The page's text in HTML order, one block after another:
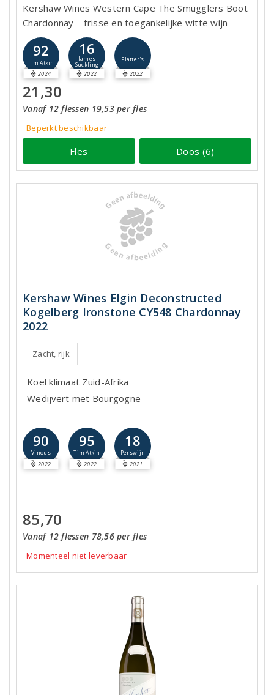
Kershaw Wines Western Cape The Smugglers Boot
Chardonnay – frisse en toegankelijke witte wijn
92
Tim Atkin
2024
16
James
Suckling
2022
Platter's
2022
21,30
Vanaf 12 flessen 19,53 per fles
Beperkt beschikbaar
Fles Doos (6)
Kershaw Wines Elgin Deconstructed
Kogelberg Ironstone CY548 Chardonnay
2022
Zacht, rijk
Koel klimaat Zuid-Afrika
Wedijvert met Bourgogne
90
Vinous
2022
95
Tim Atkin
2022
18
Perswijn
2021
85,70
Vanaf 12 flessen 78,56 per fles
Momenteel niet leverbaar